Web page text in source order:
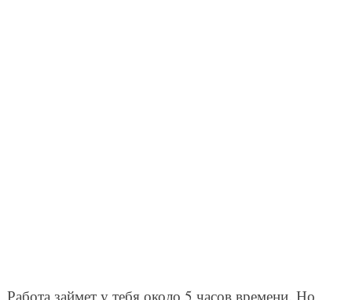
Работа займет у тебя около 5 часов времени. Но